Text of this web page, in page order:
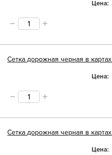
Цена
Сетка дорожная черная в картах
Цена
Сетка дорожная черная в картах
Цена